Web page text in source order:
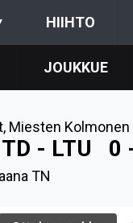
HIIHTO
JOUKKUE
, Miesten Kolmonen
- LTU 0
TN